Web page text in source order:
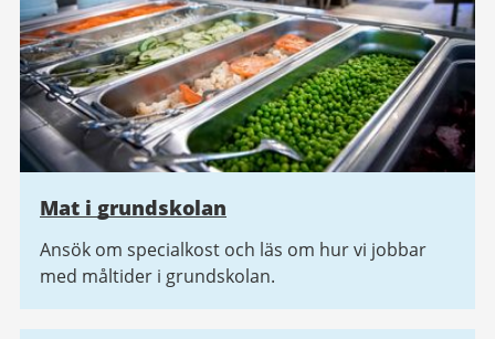
Mat i grundskolan
Ansök om specialkost och läs om hur vi jobbar
med måltider i grundskolan.